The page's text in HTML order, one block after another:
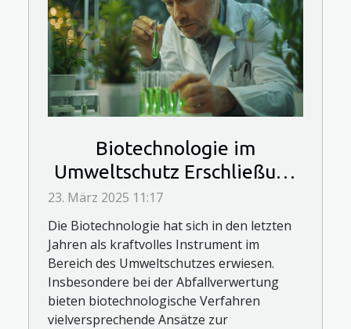
Biotechnologie im
Umweltschutz Erschließung
neuer Methoden zur
Abfallverwertung
23. März 2025 11:17
Die Biotechnologie hat sich in den letzten
Jahren als kraftvolles Instrument im
Bereich des Umweltschutzes erwiesen.
Insbesondere bei der Abfallverwertung
bieten biotechnologische Verfahren
vielversprechende Ansätze zur